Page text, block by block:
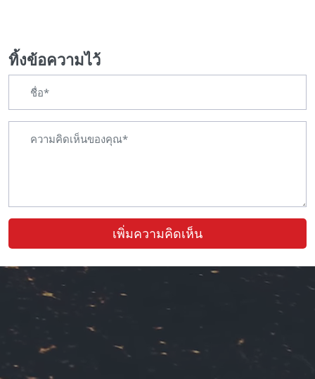
ทิ้งข้อความไว้
เพิ่มความคิดเห็น